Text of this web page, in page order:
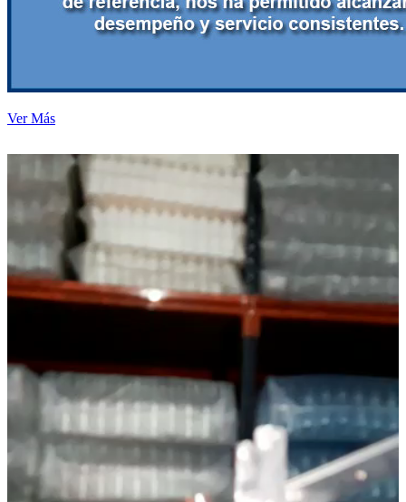
Ver Más